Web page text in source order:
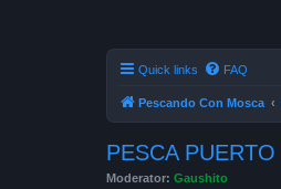
Quick links FAQ
Pescando Con Mosca
PESCA
Moderator: Gaushito